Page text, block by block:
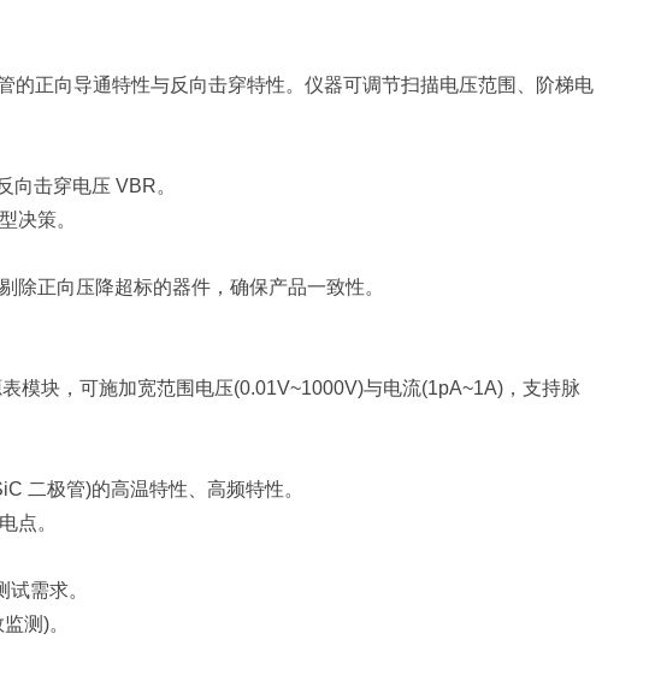
正向导通特性与反向击穿特性。仪器可调节扫描电压范围、阶梯电
击穿电压 VBR。
决策。
正向压降超标的器件，确保产品一致性。
块，可施加宽范围电压(0.01V~1000V)与电流(1pA~1A)，支持脉
二极管)的高温特性、高频特性。
点。
需求。
测)。